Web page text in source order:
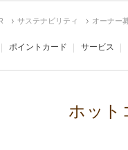
サステナビリティ オーナー
ポイントカード サービス
ホット